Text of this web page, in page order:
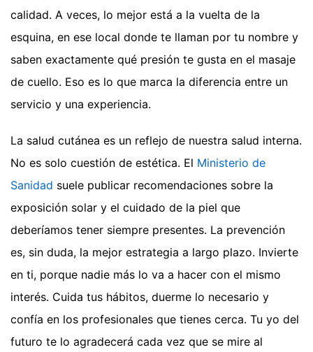
calidad. A veces, lo mejor está a la vuelta de la
esquina, en ese local donde te llaman por tu nombre y
saben exactamente qué presión te gusta en el masaje
de cuello. Eso es lo que marca la diferencia entre un
servicio y una experiencia.
La salud cutánea es un reflejo de nuestra salud interna.
No es solo cuestión de estética. El Ministerio de
Sanidad suele publicar recomendaciones sobre la
exposición solar y el cuidado de la piel que
deberíamos tener siempre presentes. La prevención
es, sin duda, la mejor estrategia a largo plazo. Invierte
en ti, porque nadie más lo va a hacer con el mismo
interés. Cuida tus hábitos, duerme lo necesario y
confía en los profesionales que tienes cerca. Tu yo del
futuro te lo agradecerá cada vez que se mire al